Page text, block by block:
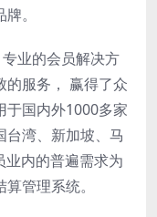
。
业的会员解决方
的服务， 赢得了众
于国内外1000多家
台湾、新加坡、马
内的普遍需求为
管理系统。